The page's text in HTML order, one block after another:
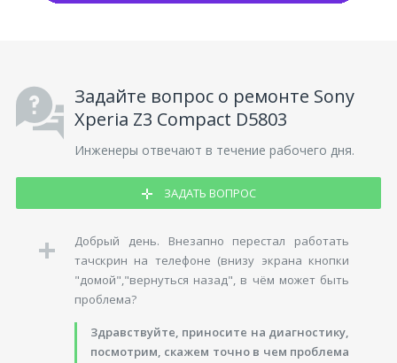
Задайте вопрос о ремонте Sony
Xperia Z3 Compact D5803
Инженеры отвечают в течение рабочего дня.
ЗАДАТЬ ВОПРОС
Добрый день. Внезапно перестал работать
тачскрин на телефоне (внизу экрана кнопки
"домой","вернуться назад", в чём может быть
проблема?
Здравствуйте, приносите на диагностику,
посмотрим, скажем точно в чем проблема